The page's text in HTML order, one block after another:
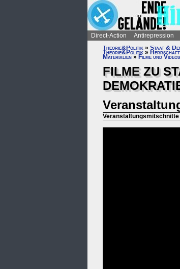
Direct-Action Antirepression
Theorie&Politik » Staat &
Theorie&Politik »
Materialien » Filme und Videos
FILME ZU
Veranstaltungsmitschnitte